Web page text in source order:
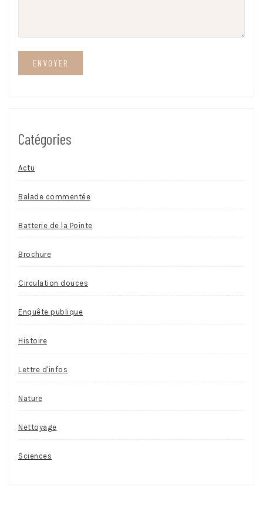
Catégories
Actu
Balade commentée
Batterie de la Pointe
Brochure
Circulation douces
Enquête publique
Histoire
Lettre d'infos
Nature
Nettoyage
Sciences